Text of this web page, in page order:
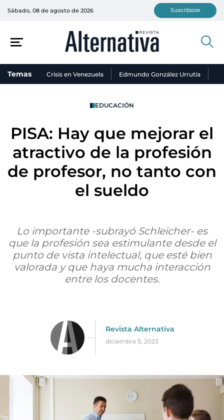
Sábado, 08 de agosto de 2026 Suscríbase
Temas Crisis en Venezuela Edmundo González Urrutia
EDUCACIÓN
PISA: Hay que mejorar el
atractivo de la profesión
de profesor, no tanto con
el sueldo
Lo importante -subrayó Schleicher- es
que la profesión sea estimulante desde el
punto de vista intelectual, que esté bien
valorada y que haya mucha interacción
entre los docentes.
Revista Alternativa
diciembre 5, 2023